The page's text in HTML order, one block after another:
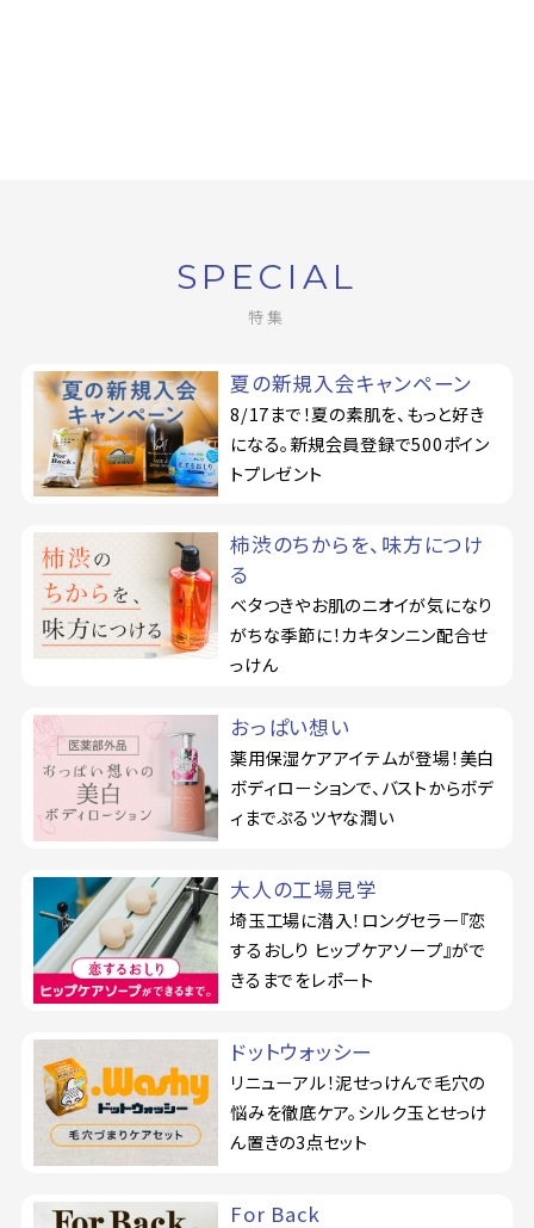
SPECIAL
特集
夏の新規入会キャンペーン
8/17まで！夏の素肌を、もっと好き
になる。新規会員登録で500ポイン
トプレゼント
柿渋のちからを、味方につけ
る
ベタつきやお肌のニオイが気になり
がちな季節に！カキタンニン配合せ
っけん
おっぱい想い
薬用保湿ケアアイテムが登場！美白
ボディローションで、バストからボデ
ィまでぷるツヤな潤い
大人の工場見学
埼玉工場に潜入！ロングセラー『恋
するおしり ヒップケアソープ』がで
きるまでをレポート
ドットウォッシー
リニューアル！泥せっけんで毛穴の
悩みを徹底ケア。シルク玉とせっけ
ん置きの3点セット
For Back